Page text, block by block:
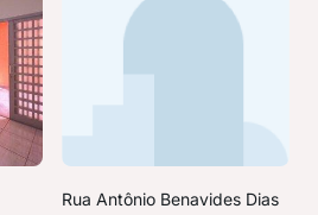
Rua Antônio Benavides Dias